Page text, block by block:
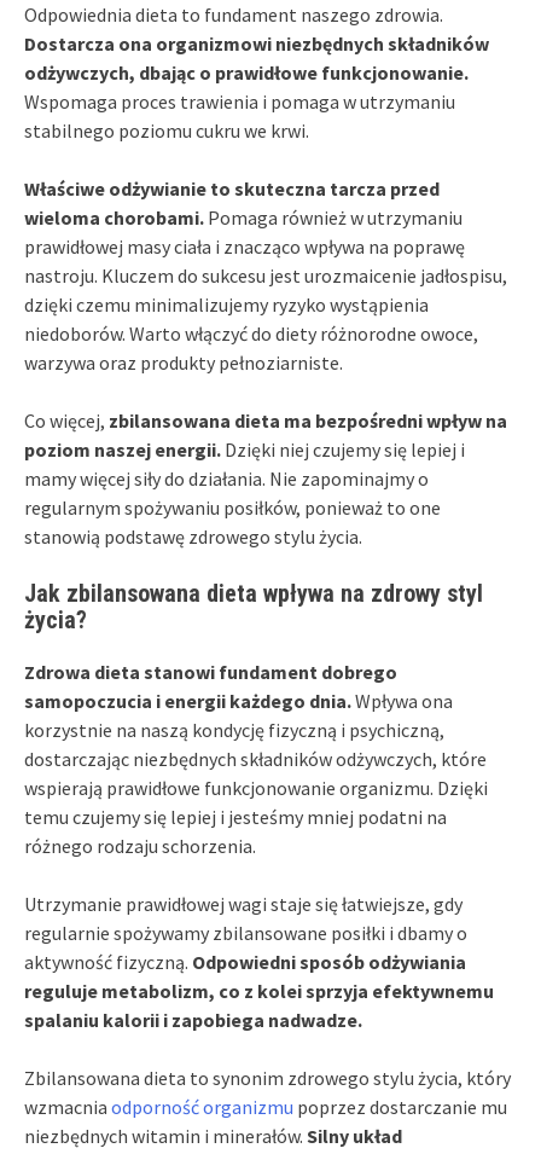
Odpowiednia dieta to fundament naszego zdrowia.
Dostarcza ona organizmowi niezbędnych składników
odżywczych, dbając o prawidłowe funkcjonowanie.
Wspomaga proces trawienia i pomaga w utrzymaniu
stabilnego poziomu cukru we krwi.
Właściwe odżywianie to skuteczna tarcza przed
wieloma chorobami. Pomaga również w utrzymaniu
prawidłowej masy ciała i znacząco wpływa na poprawę
nastroju. Kluczem do sukcesu jest urozmaicenie jadłospisu,
dzięki czemu minimalizujemy ryzyko wystąpienia
niedoborów. Warto włączyć do diety różnorodne owoce,
warzywa oraz produkty pełnoziarniste.
Co więcej, zbilansowana dieta ma bezpośredni wpływ na
poziom naszej energii. Dzięki niej czujemy się lepiej i
mamy więcej siły do działania. Nie zapominajmy o
regularnym spożywaniu posiłków, ponieważ to one
stanowią podstawę zdrowego stylu życia.
Jak zbilansowana dieta wpływa na zdrowy styl
życia?
Zdrowa dieta stanowi fundament dobrego
samopoczucia i energii każdego dnia.Wpływa ona
korzystnie na naszą kondycję fizyczną i psychiczną,
dostarczając niezbędnych składników odżywczych, które
wspierają prawidłowe funkcjonowanie organizmu. Dzięki
temu czujemy się lepiej i jesteśmy mniej podatni na
różnego rodzaju schorzenia.
Utrzymanie prawidłowej wagi staje się łatwiejsze, gdy
regularnie spożywamy zbilansowane posiłki i dbamy o
aktywność fizyczną. Odpowiedni sposób odżywiania
reguluje metabolizm, co z kolei sprzyja efektywnemu
spalaniu kalorii i zapobiega nadwadze.
Zbilansowana dieta to synonim zdrowego stylu życia, który
wzmacnia odporność organizmu poprzez dostarczanie mu
niezbędnych witamin i minerałów. Silny układ